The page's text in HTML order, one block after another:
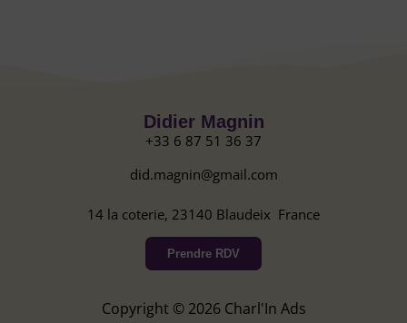
Didier Magnin
+33 6 87 51 36 37
did.magnin@gmail.com
14 la coterie, 23140 Blaudeix France
Prendre RDV
Copyright © 2026 Charl'In Ads